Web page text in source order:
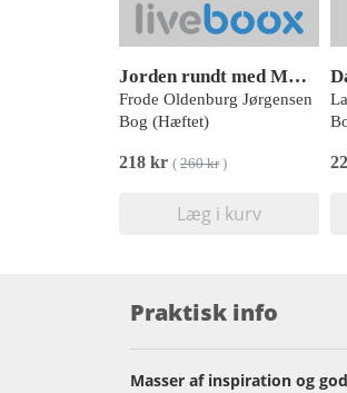
Jorden rundt med Mærsk
Frode Oldenburg Jørgensen
Bog (Hæftet)
218 kr ( 260 kr)
Læg i kurv
Praktisk info
Masser af inspiration og